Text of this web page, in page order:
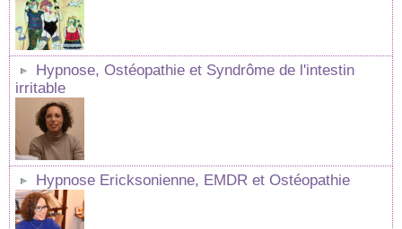
Hypnose, Ostéopathie et Syndrôme de l'intestin
irritable
Hypnose Ericksonienne, EMDR et Ostéopathie